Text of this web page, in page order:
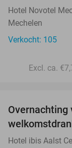
Hotel Novotel
Mechelen
Verkocht: 105
Excl. ca.
Overnachting
Hotel ibis Aalst